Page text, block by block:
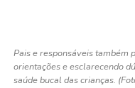
Pais e responsáveis também
orientações e esclarecendo
saúde bucal das crianças.